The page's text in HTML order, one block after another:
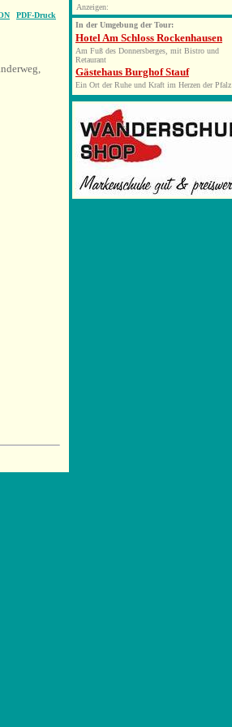
PDF-Druck
Anzeigen:
In der Umgebung der Tour:
Hotel Am Schloss Rockenhausen
Am Fuß des Donnersberges, mit Bistro und
Retaurant
Gästehaus Burghof Stauf
Ein Ort der Ruhe und Kraft im Herzen der Pfalz